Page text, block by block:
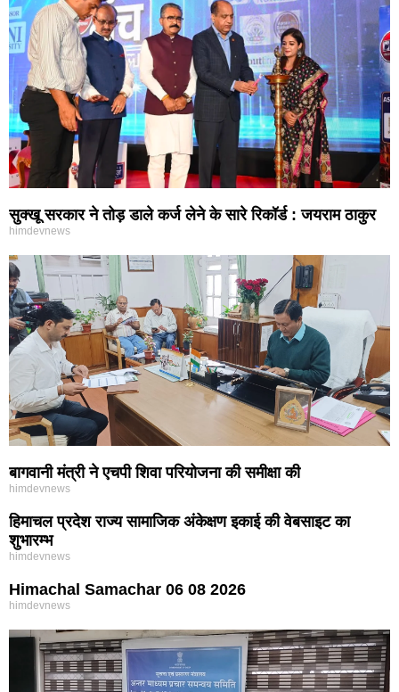
सुक्खू सरकार ने तोड़ डाले कर्ज लेने के सारे रिकॉर्ड : जयराम ठाकुर
himdevnews
बागवानी मंत्री ने एचपी शिवा परियोजना की समीक्षा की
himdevnews
हिमाचल प्रदेश राज्य सामाजिक अंकेक्षण इकाई की वेबसाइट का
शुभारम्भ
himdevnews
Himachal Samachar 06 08 2026
himdevnews